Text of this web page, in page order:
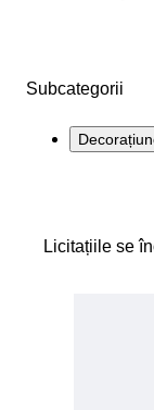
Subcategorii
Licitațiile se